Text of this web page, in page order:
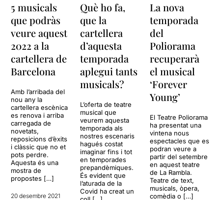
5 musicals
que podràs
veure aquest
2022 a la
cartellera de
Barcelona
Amb l’arribada del
nou any la
cartellera escènica
es renova i arriba
carregada de
novetats,
reposicions d’èxits
i clàssic que no et
pots perdre.
Aquesta és una
mostra de
propostes […]
20 desembre 2021
Què ho fa,
que la
cartellera
d’aquesta
temporada
aplegui tants
musicals?
L’oferta de teatre
musical que
veurem aquesta
temporada als
nostres escenaris
hagués costat
imaginar fins i tot
en temporades
prepandèmiques.
És evident que
l’aturada de la
Covid ha creat un
La nova
temporada
del
Poliorama
recuperarà
el musical
‘Forever
Young’
El Teatre Poliorama
ha presentat una
vintena nous
espectacles que es
podran veure a
partir del setembre
en aquest teatre
de La Rambla.
Teatre de text,
musicals, òpera,
comèdia o […]